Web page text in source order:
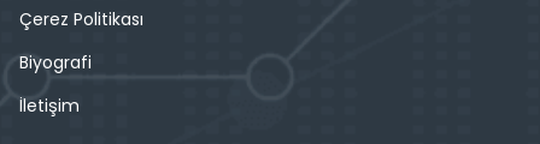
Çerez Politikası
Biyografi
İletişim